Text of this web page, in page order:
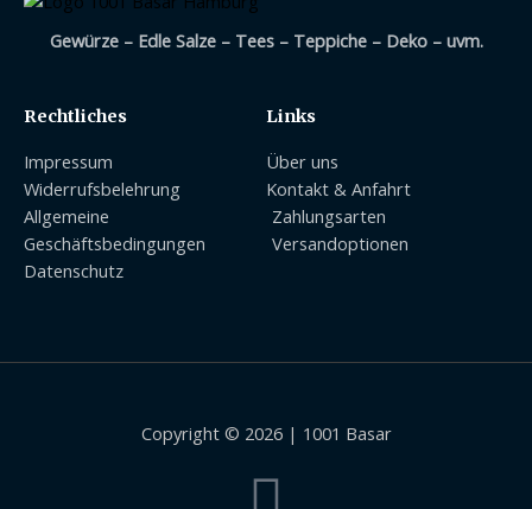
Gewürze – Edle Salze – Tees – Teppiche – Deko – uvm.
Rechtliches
Impressum
Widerrufsbelehrung
Allgemeine
Geschäftsbedingungen
Datenschutz
Links
Über uns
Kontakt & Anfahrt
Zahlungsarten
Versandoptionen
Copyright © 2026 | 1001 Basar